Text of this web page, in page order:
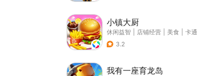
小镇大厨
休闲益智 店铺经营 美食
卡通
3.2
我有一座育龙岛